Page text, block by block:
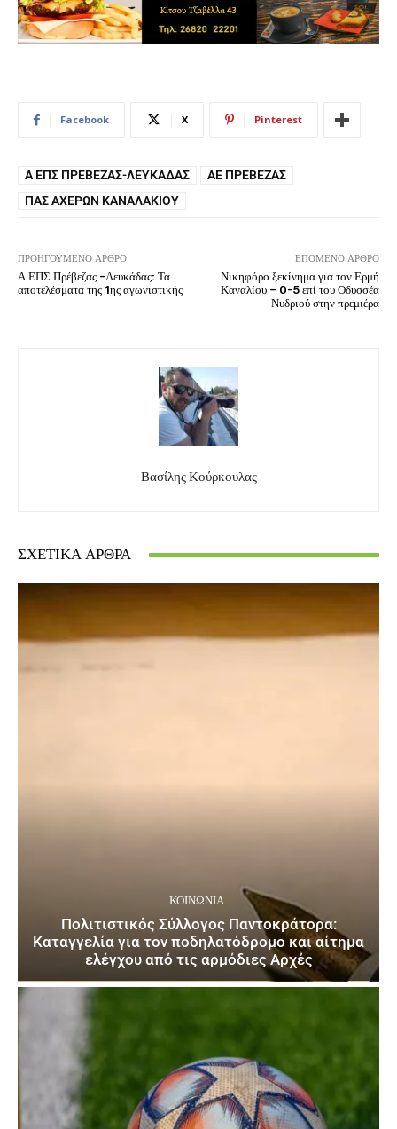
Facebook X Pinterest
Α ΕΠΣ ΠΡΈΒΕΖΑΣ-ΛΕΥΚΆΔΑΣ
ΑΕ ΠΡΈΒΕΖΑΣ
ΠΑΣ ΑΧΈΡΩΝ ΚΑΝΑΛΑΚΊΟΥ
ΠΡΟΗΓΟΎΜΕΝΟ ΆΡΘΡΟ
Α ΕΠΣ Πρέβεζας -Λευκάδας: Τα
αποτελέσματα της 1ης αγωνιστικής
ΕΠΌΜΕΝΟ ΆΡΘΡΟ
Νικηφόρο ξεκίνημα για τον Ερμή
Καναλίου – 0-5 επί του Οδυσσέα
Νυδριού στην πρεμιέρα
Βασίλης Κούρκουλας
ΣΧΕΤΙΚΆ ΆΡΘΡΑ
ΚΟΙΝΩΝΙΑ
Πολιτιστικός Σύλλογος Παντοκράτορα:
Καταγγελία για τον ποδηλατόδρομο και αίτημα
ελέγχου από τις αρμόδιες Αρχές